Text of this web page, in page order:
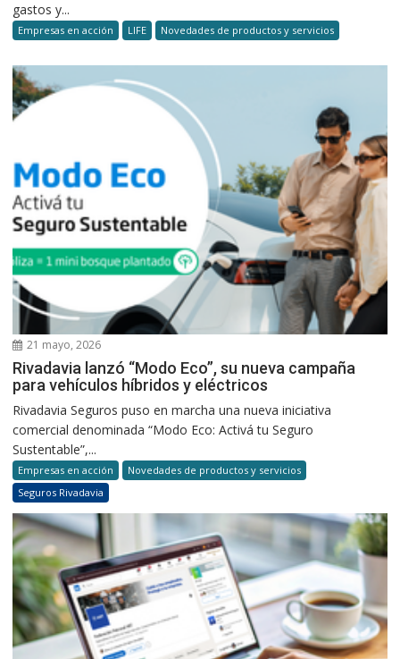
gastos y...
Empresas en acción LIFE Novedades de productos y servicios
21 mayo, 2026
Rivadavia lanzó “Modo Eco”, su nueva campaña
para vehículos híbridos y eléctricos
Rivadavia Seguros puso en marcha una nueva iniciativa
comercial denominada “Modo Eco: Activá tu Seguro
Sustentable”,...
Empresas en acción
Novedades de productos y servicios
Seguros Rivadavia